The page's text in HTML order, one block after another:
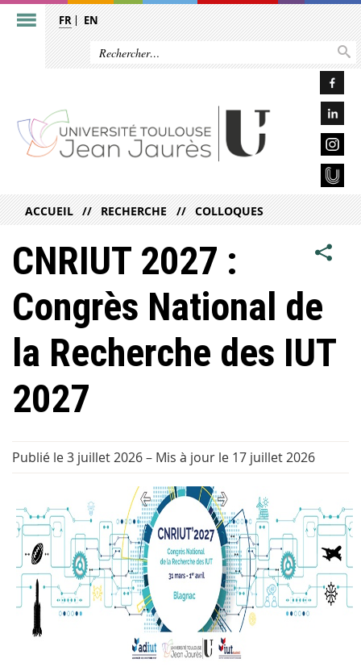
FR EN
ACCUEIL RECHERCHE COLLOQUES
CNRIUT 2027 :
Congrès National de
la Recherche des IUT
2027
Publié le 3 juillet 2026– Mis à jour le 17 juillet 2026